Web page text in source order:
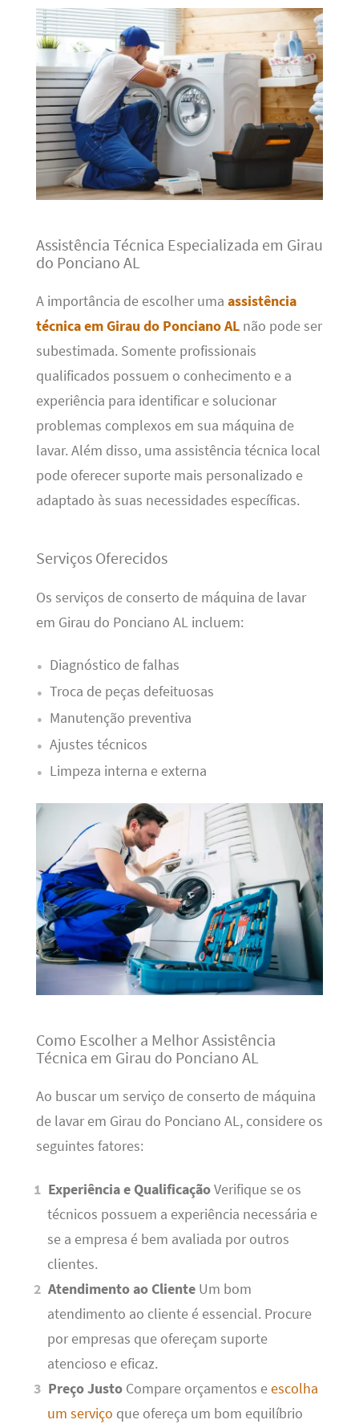
Assistência Técnica Especializada em Girau
do Ponciano AL
A importância de escolher uma assistência
técnica em Girau do Ponciano ALnão pode ser
subestimada. Somente profissionais
qualificados possuem o conhecimento e a
experiência para identificar e solucionar
problemas complexos em sua máquina de
lavar. Além disso, uma assistência técnica local
pode oferecer suporte mais personalizado e
adaptado às suas necessidades específicas.
Serviços Oferecidos
Os serviços de conserto de máquina de lavar
em Girau do Ponciano AL incluem:
Diagnóstico de falhas
Troca de peças defeituosas
Manutenção preventiva
Ajustes técnicos
Limpeza interna e externa
Como Escolher a Melhor Assistência
Técnica em Girau do Ponciano AL
Ao buscar um serviço de conserto de máquina
de lavar em Girau do Ponciano AL, considere os
seguintes fatores:
Experiência e QualificaçãoVerifique se os
técnicos possuem a experiência necessária e
se a empresa é bem avaliada por outros
clientes.
Atendimento ao Cliente Um bom
atendimento ao cliente é essencial. Procure
por empresas que ofereçam suporte
atencioso e eficaz.
Preço Justo Compare orçamentos eescolha
um serviço que ofereça um bom equilíbrio